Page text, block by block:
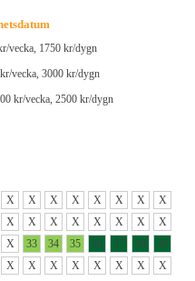
vecka, 1750 kr/dygn
vecka, 3000 kr/dygn
kr/vecka, 2500 kr/dygn
X X X X X X X
X
X X X X X X X
X
X 33 34 35 36 37 38
39
X X X X X X X
X